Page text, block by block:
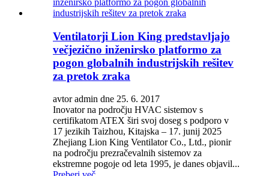
Ventilatorji Lion King predstavljajo
večjezično inženirsko platformo za
pogon globalnih industrijskih rešitev
za pretok zraka
avtor admin dne 25. 6. 2017
Inovator na področju HVAC sistemov s
certifikatom ATEX širi svoj doseg s podporo v
17 jezikih Taizhou, Kitajska – 17. junij 2025
Zhejiang Lion King Ventilator Co., Ltd., pionir
na področju prezračevalnih sistemov za
ekstremne pogoje od leta 1995, je danes objavil...